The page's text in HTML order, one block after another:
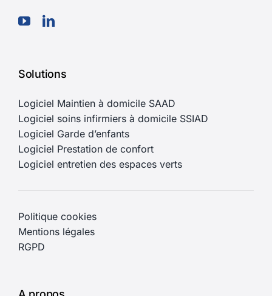
Solutions
Logiciel Maintien à domicile SAAD
Logiciel soins infirmiers à domicile SSIAD
Logiciel Garde d’enfants
Logiciel Prestation de confort
Logiciel entretien des espaces verts
Politique cookies
Mentions légales
RGPD